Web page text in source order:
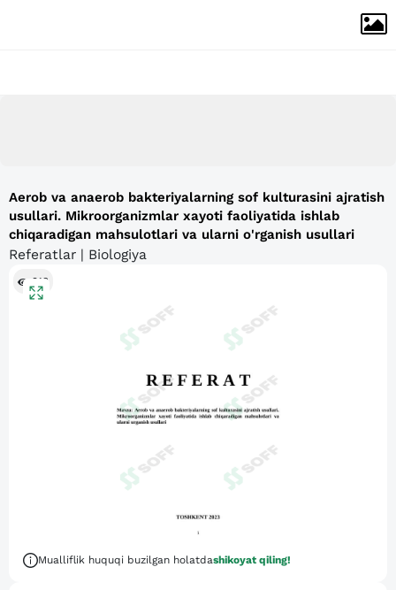
Aerob va anaerob bakteriyalarning sof kulturasini ajratish
usullari. Mikroorganizmlar xayoti faoliyatida ishlab
chiqaradigan mahsulotlari va ularni o'rganish usullari
Referatlar | Biologiya
913
Mualliflik huquqi buzilgan holatdashikoyat qiling!